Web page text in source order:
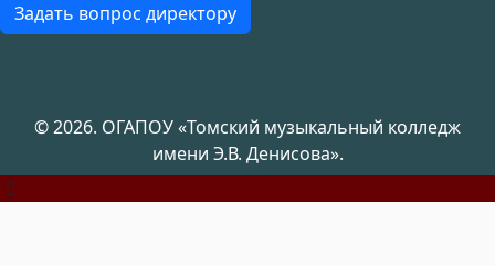
Задать вопрос директору
© 2026. ОГАПОУ «Томский музыкальный колледж
имени Э.В. Денисова».